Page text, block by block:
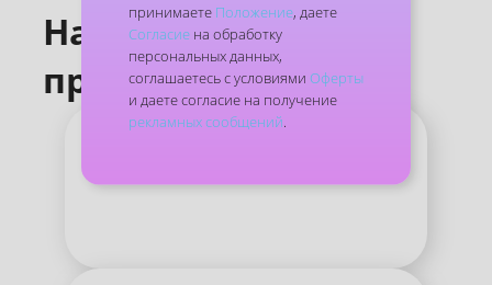
Наши
преимущества
принимаете Положение, даете
Согласие на обработку
персональных данных,
соглашаетесь с условиями Оферты
и даете согласие на получение
рекламных сообщений.